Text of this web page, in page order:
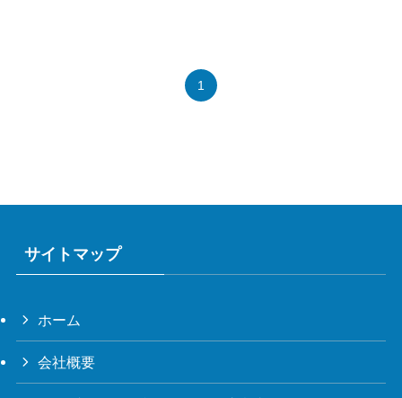
1
サイトマップ
ホーム
会社概要